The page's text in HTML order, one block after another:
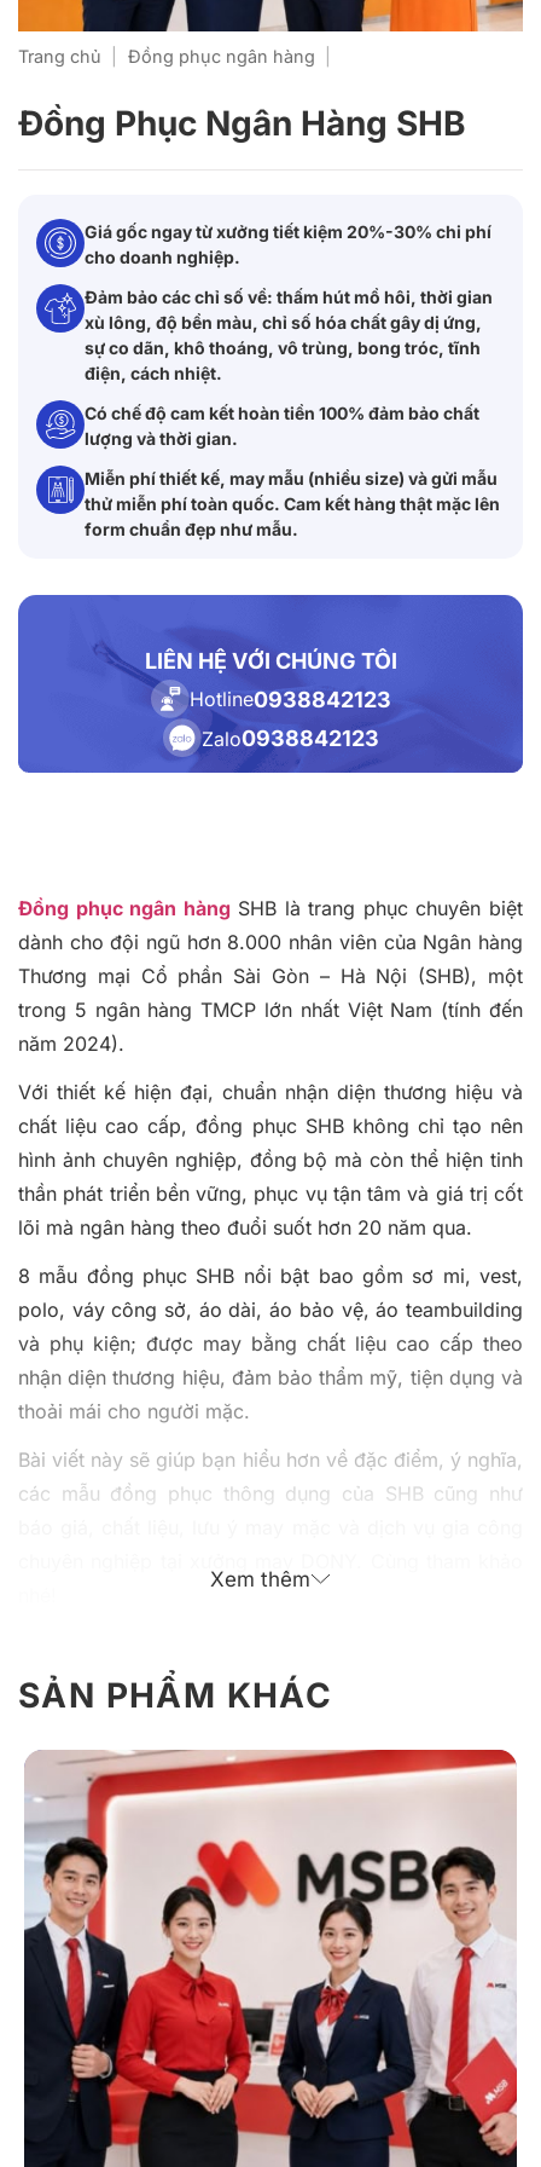
Trang chủ Đồng phục ngân hàng
Đồng Phục Ngân Hàng SHB
Giá gốc ngay từ xưởng tiết kiệm 20%-30% chi phí
cho doanh nghiệp.
Đảm bảo các chỉ số về: thấm hút mồ hôi, thời gian
xù lông, độ bền màu, chỉ số hóa chất gây dị ứng,
sự co dãn, khô thoáng, vô trùng, bong tróc, tĩnh
điện, cách nhiệt.
Có chế độ cam kết hoàn tiền 100% đảm bảo chất
lượng và thời gian.
Miễn phí thiết kế, may mẫu (nhiều size) và gửi mẫu
thử miễn phí toàn quốc. Cam kết hàng thật mặc lên
form chuẩn đẹp như mẫu.
LIÊN HỆ VỚI CHÚNG TÔI
Hotline0938842123
Zalo0938842123
Đồng phục ngân hàng SHB là trang phục chuyên biệt
dành cho đội ngũ hơn 8.000 nhân viên của Ngân hàng
Thương mại Cổ phần Sài Gòn – Hà Nội (SHB), một
trong 5 ngân hàng TMCP lớn nhất Việt Nam (tính đến
năm 2024).
Với thiết kế hiện đại, chuẩn nhận diện thương hiệu và
chất liệu cao cấp, đồng phục SHB không chỉ tạo nên
hình ảnh chuyên nghiệp, đồng bộ mà còn thể hiện tinh
thần phát triển bền vững, phục vụ tận tâm và giá trị cốt
lõi mà ngân hàng theo đuổi suốt hơn 20 năm qua.
8 mẫu đồng phục SHB nổi bật bao gồm sơ mi, vest,
polo, váy công sở, áo dài, áo bảo vệ, áo teambuilding
và phụ kiện; được may bằng chất liệu cao cấp theo
nhận diện thương hiệu, đảm bảo thẩm mỹ, tiện dụng và
thoải mái cho người mặc.
Bài viết này sẽ giúp bạn hiểu hơn về đặc điểm, ý nghĩa,
các mẫu đồng phục thông dụng của SHB cũng như
Phục Của SHB
tải hình ảnh chuyên nghiệp, uy tín của ngân hàng thông
qua thiết kế hiện đại, màu cam – xanh than và logo
biểu tượng dòng chảy phát triển.
Giới thiệu chung về ngân hàng SHB và vai
trò của đồng phục
Ngân hàng TMCP Sài Gòn – Hà Nội (SHB) là một trong
những ngân hàng thương mại cổ phần nội địa uy tín tại
Việt Nam, được thành lập từ năm 1993 với tiền thân là
Ngân hàng Nông Thôn Nhơn Ái. Sau hơn 20 năm phát
triển, SHB đã vươn lên nằm trong top 5 ngân hàng
TMCP lớn nhất cả nước, với hệ thống hơn 500 điểm
Xem thêm
SẢN PHẨM KHÁC